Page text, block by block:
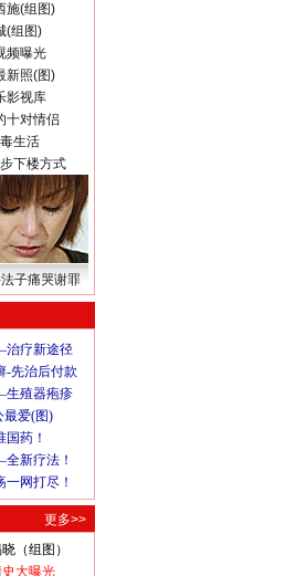
施(组图)
(组图)
频曝光
新照(图)
影视库
十对情侣
生活
下楼方式
子痛哭谢罪
更多>>
（组图）
大曝光